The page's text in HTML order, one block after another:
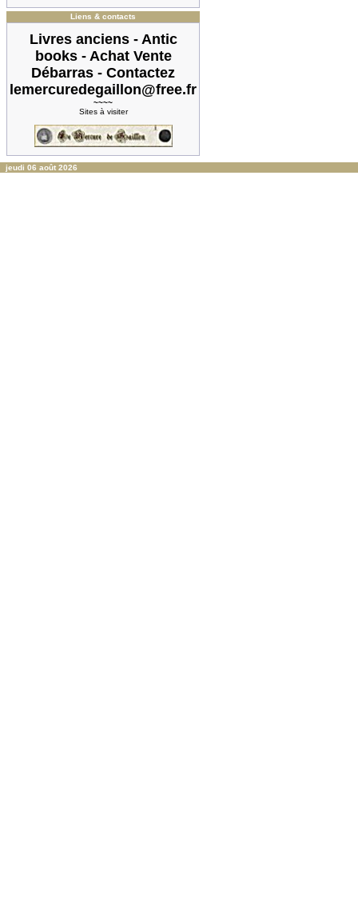
Liens & contacts
Livres anciens - Antic
books - Achat Vente
Débarras - Contactez
lemercuredegaillon@free.fr
~~~~
Sites à visiter
jeudi 06 août 2026